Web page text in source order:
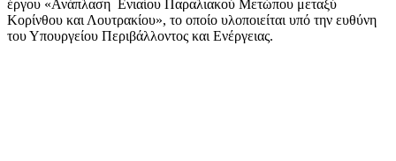
έργου «Ανάπλαση Ενιαίου Παραλιακού Μετώπου μεταξύ
Κορίνθου και Λουτρακίου», το οποίο υλοποιείται υπό την ευθύνη
του Υπουργείου Περιβάλλοντος και Ενέργειας.